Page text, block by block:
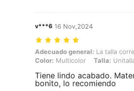
v***6 16 Nov,2024
Adecuado general: La talla
Adecuado general: La talla
Color: Multicolor Talla:
Tiene lindo acabado.
bonito, lo recomiendo